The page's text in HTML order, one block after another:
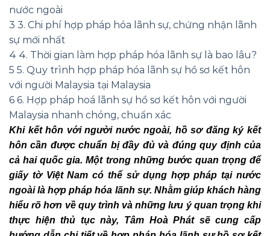
nước ngoài
3 3. Chi phí hợp pháp hóa lãnh sự, chứng nhận lãnh
sự mới nhất
4 4. Thời gian làm hợp pháp hóa lãnh sự là bao lâu?
5 5. Quy trình hợp pháp hóa lãnh sự hồ sơ kết hôn
với người Malaysia tại Malaysia
6 6. Hợp pháp hoá lãnh sự hồ sơ kết hôn với người
Malaysia nhanh chóng, chuẩn xác
Khi kết hôn với người nước ngoài, hồ sơ đăng ký kết
hôn cần được chuẩn bị đầy đủ và đúng quy định của
cả hai quốc gia. Một trong những bước quan trọng để
giấy tờ Việt Nam có thể sử dụng hợp pháp tại nước
ngoài là hợp pháp hóa lãnh sự. Nhằm giúp khách hàng
hiểu rõ hơn về quy trình và những lưu ý quan trọng khi
thực hiện thủ tục này, Tâm Hoà Phát sẽ cung cấp